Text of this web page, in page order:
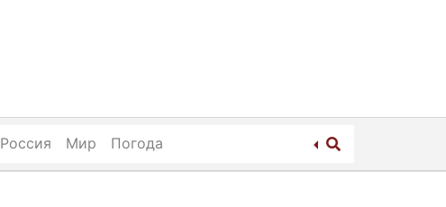
Россия Мир Погода